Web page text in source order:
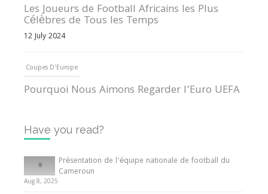
Les Joueurs de Football Africains les Plus
Célèbres de Tous les Temps
12 July 2024
Coupes D'Europe
Pourquoi Nous Aimons Regarder l’Euro UEFA
Internationales
Tout ce que vous devez savoir sur la Coupe
d’Afrique des Nations
10 May 2024
Have you read?
Présentation de l’équipe nationale de football du
Cameroun
Aug 8, 2025